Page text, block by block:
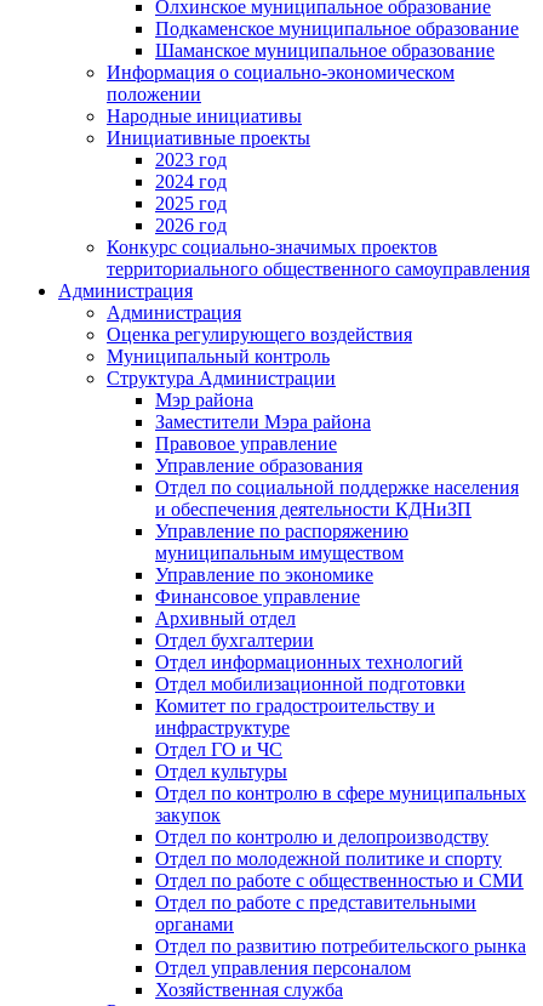
Олхинское муниципальное образование
Подкаменское муниципальное образование
Шаманское муниципальное образование
Информация о социально-экономическом
положении
Народные инициативы
Инициативные проекты
2023 год
2024 год
2025 год
2026 год
Конкурс социально-значимых проектов
территориального общественного самоуправления
Администрация
Администрация
Оценка регулирующего воздействия
Муниципальный контроль
Структура Администрации
Мэр района
Заместители Мэра района
Правовое управление
Управление образования
Отдел по социальной поддержке населения
и обеспечения деятельности КДНиЗП
Управление по распоряжению
муниципальным имуществом
Управление по экономике
Финансовое управление
Архивный отдел
Отдел бухгалтерии
Отдел информационных технологий
Отдел мобилизационной подготовки
Комитет по градостроительству и
инфраструктуре
Отдел ГО и ЧС
Отдел культуры
Отдел по контролю в сфере муниципальных
закупок
Отдел по контролю и делопроизводству
Отдел по молодежной политике и спорту
Отдел по работе с общественностью и СМИ
Отдел по работе с представительными
органами
Отдел по развитию потребительского рынка
Отдел управления персоналом
Хозяйственная служба